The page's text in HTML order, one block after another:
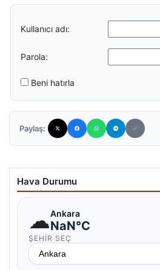
Kullanıcı adı:
Parola:
Beni hatırla
Paylaş:
Hava Durumu
☁Ankara
NaN°C
ŞEHIR SEÇ